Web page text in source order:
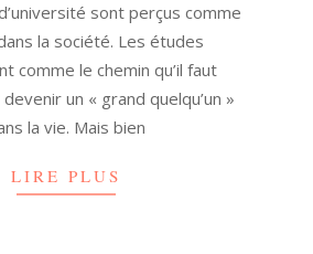
sont perçus comme
la société. Les études
comme le chemin qu’il faut
un « grand quelqu’un »
la vie. Mais bien
LIRE PLUS